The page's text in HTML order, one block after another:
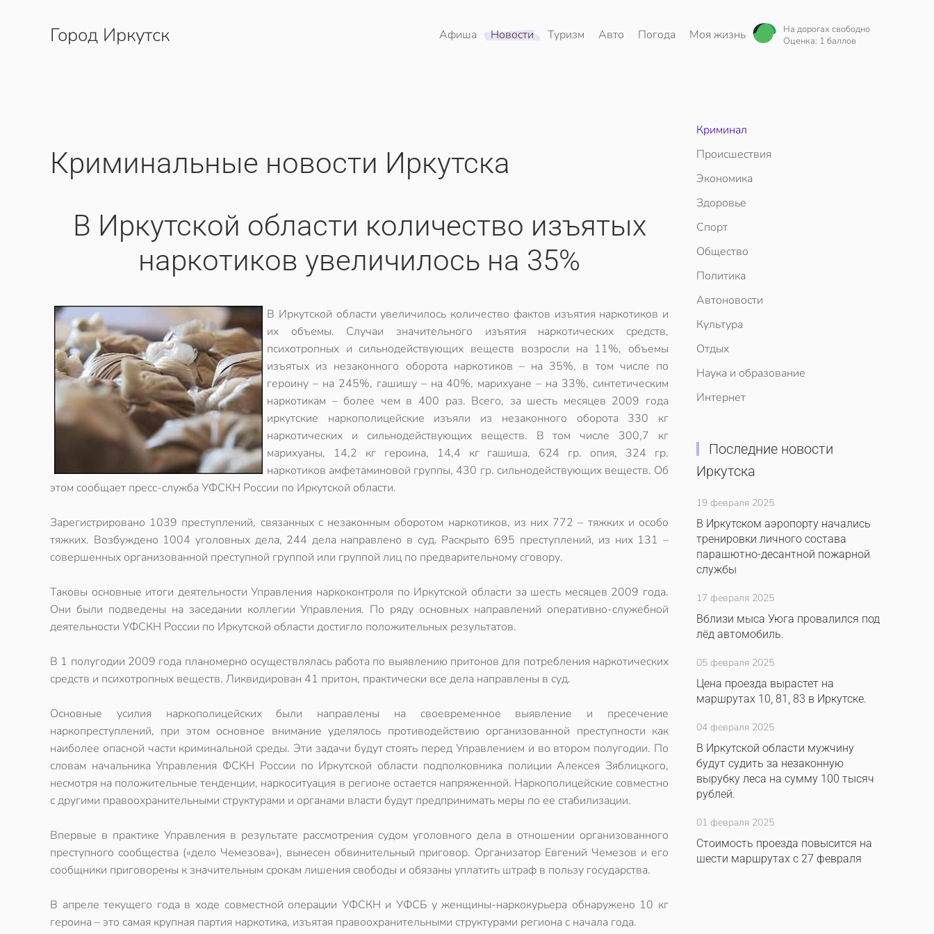
Перейти к содержимому
Город Иркутск Афиша Новости Туризм Авто Погода Моя жизнь
На дорогах свободно
Оценка: 1 баллов
Криминальные новости Иркутска
В Иркутской области количество изъятых
наркотиков увеличилось на 35%
В Иркутской области увеличилось количество фактов изъятия наркотиков и
их объемы. Случаи значительного изъятия наркотических средств,
психотропных и сильнодействующих веществ возросли на 11%, объемы
изъятых из незаконного оборота наркотиков – на 35%, в том числе по
героину – на 245%, гашишу – на 40%, марихуане – на 33%, синтетическим
наркотикам – более чем в 400 раз. Всего, за шесть месяцев 2009 года
иркутские наркополицейские изъяли из незаконного оборота 330 кг
наркотических и сильнодействующих веществ. В том числе 300,7 кг
марихуаны, 14,2 кг героина, 14,4 кг гашиша, 624 гр. опия, 324 гр.
наркотиков амфетаминовой группы, 430 гр. сильнодействующих веществ. Об
этом сообщает пресс-служба УФСКН России по Иркутской области.
Зарегистрировано 1039 преступлений, связанных с незаконным оборотом наркотиков, из них 772 – тяжких и особо
тяжких. Возбуждено 1004 уголовных дела, 244 дела направлено в суд. Раскрыто 695 преступлений, из них 131 –
совершенных организованной преступной группой или группой лиц по предварительному сговору.
Таковы основные итоги деятельности Управления наркоконтроля по Иркутской области за шесть месяцев 2009 года.
Они были подведены на заседании коллегии Управления. По ряду основных направлений оперативно-служебной
деятельности УФСКН России по Иркутской области достигло положительных результатов.
В 1 полугодии 2009 года планомерно осуществлялась работа по выявлению притонов для потребления наркотических
средств и психотропных веществ. Ликвидирован 41 притон, практически все дела направлены в суд.
Основные усилия наркополицейских были направлены на своевременное выявление и пресечение
наркопреступлений, при этом основное внимание уделялось противодействию организованной преступности как
наиболее опасной части криминальной среды. Эти задачи будут стоять перед Управлением и во втором полугодии. По
словам начальника Управления ФСКН России по Иркутской области подполковника полиции Алексея Зяблицкого,
несмотря на положительные тенденции, наркоситуация в регионе остается напряженной. Наркополицейские совместно
с другими правоохранительными структурами и органами власти будут предпринимать меры по ее стабилизации.
Впервые в практике Управления в результате рассмотрения судом уголовного дела в отношении организованного
преступного сообщества («дело Чемезова»), вынесен обвинительный приговор. Организатор Евгений Чемезов и его
сообщники приговорены к значительным срокам лишения свободы и обязаны уплатить штраф в пользу государства.
В апреле текущего года в ходе совместной операции УФСКН и УФСБ у женщины-наркокурьера обнаружено 10 кг
героина – это самая крупная партия наркотика, изъятая правоохранительными структурами региона с начала года.
Криминал
Происшествия
Экономика
Здоровье
Спорт
Общество
Политика
Автоновости
Культура
Отдых
Наука и образование
Интернет
Последние новости
Иркутска
19 февраля 2025
В Иркутском аэропорту начались
тренировки личного состава
парашютно-десантной пожарной
службы
17 февраля 2025
Вблизи мыса Уюга провалился под
лёд автомобиль.
05 февраля 2025
Цена проезда вырастет на
маршрутах 10, 81, 83 в Иркутске.
04 февраля 2025
В Иркутской области мужчину
будут судить за незаконную
вырубку леса на сумму 100 тысяч
рублей.
01 февраля 2025
Стоимость проезда повысится на
шести маршрутах с 27 февраля